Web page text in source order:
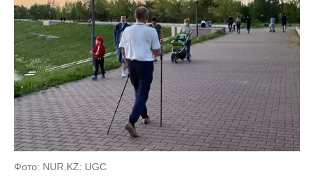
Фото: NUR.KZ: UGC